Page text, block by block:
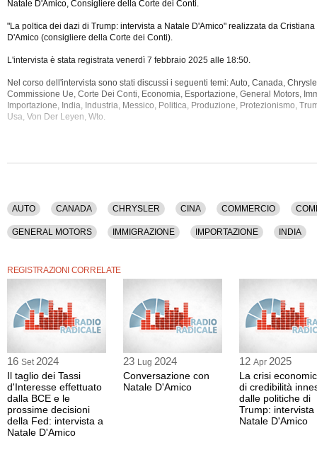
Natale D'Amico, Consigliere della Corte dei Conti.
"La poltica dei dazi di Trump: intervista a Natale D'Amico" realizzata da
D'Amico (consigliere della Corte dei Conti).
L'intervista è stata registrata venerdì 7 febbraio 2025 alle 18:50.
Nel corso dell'intervista sono stati discussi i seguenti temi: Auto, Canada,
Commissione Ue, Corte Dei Conti, Economia, Esportazione, General Motors,
Importazione, India, Industria, Messico, Politica, Produzione, Protezionismo,
Usa, Von Der Leyen, Wto.
AUTO CANADA CHRYSLER CINA COMMERCIO
GENERAL MOTORS IMMIGRAZIONE IMPORTAZIONE INDIA
REGISTRAZIONI CORRELATE
16 Set 2024
Il taglio dei Tassi
d'Interesse effettuato
dalla BCE e le
prossime decisioni
della Fed: intervista a
Natale D'Amico
23 Lug 2024
Conversazione con
Natale D'Amico
12 Apr 2025
La crisi
di credibilità
dalle politiche di
Trump: intervista
Natale D'Amico